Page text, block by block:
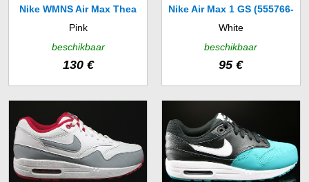
Nike WMNS Air Max Thea
Pink
beschikbaar
130 €
Nike Air Max 1 GS (555766-
White
beschikbaar
95 €